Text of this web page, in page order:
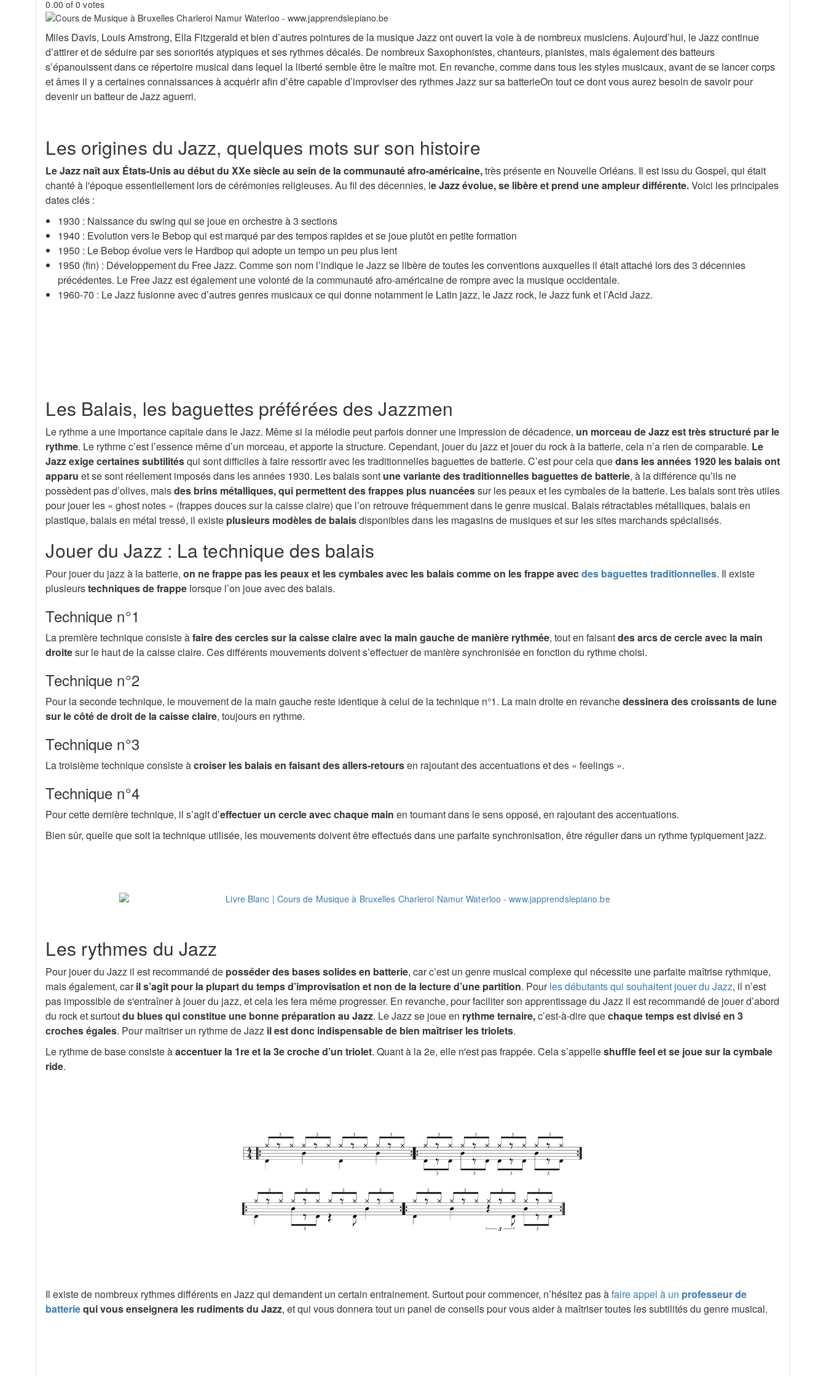
0.00 of 0 votes
Miles Davis, Louis Amstrong, Ella Fitzgerald et bien d’autres pointures de la musique Jazz ont ouvert la voie à de nombreux musiciens. Aujourd’hui, le Jazz continue
d’attirer et de séduire par ses sonorités atypiques et ses rythmes décalés. De nombreux Saxophonistes, chanteurs, pianistes, mais également des batteurs
s’épanouissent dans ce répertoire musical dans lequel la liberté semble être le maître mot. En revanche, comme dans tous les styles musicaux, avant de se lancer corps
et âmes il y a certaines connaissances à acquérir afin d’être capable d’improviser des rythmes Jazz sur sa batterieOn tout ce dont vous aurez besoin de savoir pour
devenir un batteur de Jazz aguerri.
Les origines du Jazz, quelques mots sur son histoire
Le Jazz naît aux États-Unis au début du XXe siècle au sein de la communauté afro-américaine,très présente en Nouvelle Orléans. Il est issu du Gospel, qui était
chanté à l'époque essentiellement lors de cérémonies religieuses. Au fil des décennies, le Jazz évolue, se libère et prend une ampleur différente.Voici les principales
dates clés :
1930 : Naissance du swing qui se joue en orchestre à 3 sections
1940 : Evolution vers le Bebop qui est marqué par des tempos rapides et se joue plutôt en petite formation
1950 : Le Bebop évolue vers le Hardbop qui adopte un tempo un peu plus lent
1950 (fin) : Développement du Free Jazz. Comme son nom l’indique le Jazz se libère de toutes les conventions auxquelles il était attaché lors des 3 décennies
précédentes. Le Free Jazz est également une volonté de la communauté afro-américaine de rompre avec la musique occidentale.
1960-70 : Le Jazz fusionne avec d’autres genres musicaux ce qui donne notamment le Latin jazz, le Jazz rock, le Jazz funk et l’Acid Jazz.
Les Balais, les baguettes préférées des Jazzmen
Le rythme a une importance capitale dans le Jazz. Même si la mélodie peut parfois donner une impression de décadence, un morceau de Jazz est très structuré par le
rythme. Le rythme c’est l’essence même d’un morceau, et apporte la structure. Cependant, jouer du jazz et jouer du rock à la batterie, cela n’a rien de comparable. Le
Jazz exige certaines subtilitésqui sont difficiles à faire ressortir avec les traditionnelles baguettes de batterie. C’est pour cela quedans les années 1920 les balais ont
apparu et se sont réellement imposés dans les années 1930. Les balais sont une variante des traditionnelles baguettes de batterie, à la différence qu’ils ne
possèdent pas d’olives, maisdes brins métalliques, qui permettent des frappes plus nuancéessur les peaux et les cymbales de la batterie. Les balais sont très utiles
pour jouer les « ghost notes » (frappes douces sur la caisse claire) que l’on retrouve fréquemment dans le genre musical. Balais rétractables métalliques, balais en
plastique, balais en métal tressé, il existe plusieurs modèles de balaisdisponibles dans les magasins de musiques et sur les sites marchands spécialisés.
Jouer du Jazz : La technique des balais
Pour jouer du jazz à la batterie,on ne frappe pas les peaux et les cymbales avec les balais comme on les frappe avecdes baguettes traditionnelles. Il existe
plusieurstechniques de frappe lorsque l’on joue avec des balais.
Technique n°1
La première technique consiste àfaire des cercles sur la caisse claire avec la main gauche de manière rythmée, tout en faisantdes arcs de cercle avec la main
droitesur le haut de la caisse claire. Ces différents mouvements doivent s’effectuer de manière synchronisée en fonction du rythme choisi.
Technique n°2
Pour la seconde technique, le mouvement de la main gauche reste identique à celui de la technique n°1. La main droite en revanchedessinera des croissants de lune
sur le côté de droit de la caisse claire, toujours en rythme.
Technique n°3
La troisième technique consiste àcroiser les balais en faisant des allers-retoursen rajoutant des accentuations et des « feelings ».
Technique n°4
Pour cette dernière technique, il s’agit d’effectuer un cercle avec chaque main en tournant dans le sens opposé, en rajoutant des accentuations.
Bien sûr, quelle que soit la technique utilisée, les mouvements doivent être effectués dans une parfaite synchronisation, être régulier dans un rythme typiquement jazz.
Les rythmes du Jazz
Pour jouer du Jazz il est recommandé de posséder des bases solides en batterie, car c’est un genre musical complexe qui nécessite une parfaite maîtrise rythmique,
mais également, caril s’agit pour la plupart du temps d’improvisation et non de la lecture d’une partition. Pourles débutants qui souhaitent jouer du Jazz, il n’est
pas impossible de s'entraîner à jouer du jazz, et cela les fera même progresser. En revanche, pour faciliter son apprentissage du Jazz il est recommandé de jouer d’abord
du rock et surtoutdu blues qui constitue une bonne préparation au Jazz. Le Jazz se joue en rythme ternaire,c’est-à-dire quechaque temps est divisé en 3
croches égales. Pour maîtriser un rythme de Jazz il est donc indispensable de bien maîtriser les triolets.
Le rythme de base consiste àaccentuer la 1re et la 3e croche d’un triolet. Quant à la 2e, elle n'est pas frappée. Cela s’appelleshuffle feel et se joue sur la cymbale
ride.
Il existe de nombreux rythmes différents en Jazz qui demandent un certain entrainement. Surtout pour commencer, n’hésitez pas àfaire appel à un professeur de
batteriequi vous enseignera les rudiments du Jazz, et qui vous donnera tout un panel de conseils pour vous aider à maîtriser toutes les subtilités du genre musical.